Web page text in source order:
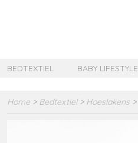
BEDTEXTIEL BABY LIFESTYLE
Home > Bedtextiel> Hoeslakens >